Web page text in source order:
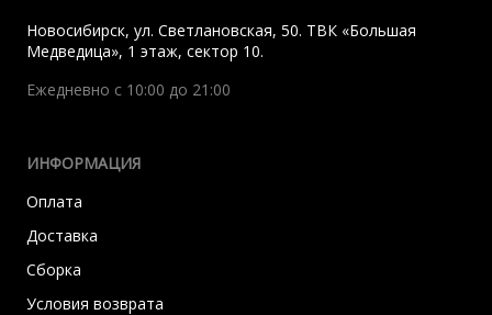
Новосибирск, ул. Светлановская, 50. ТВК «Большая
Медведица», 1 этаж, сектор 10.
Ежедневно с 10:00 до 21:00
ИНФОРМАЦИЯ
Оплата
Доставка
Сборка
Условия возврата